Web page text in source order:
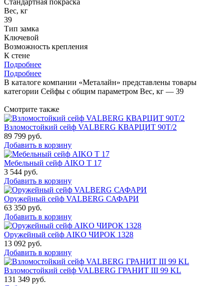
Вес, кг
39
Тип замка
Ключевой
Возможность крепления
К стене
Подробнее
Подробнее
В каталоге компании «Металайн» представлены товары
категории Сейфы с общим параметром Вес, кг — 39
Смотрите также
Взломостойкий сейф VALBERG КВАРЦИТ 90Т/2
89 799 руб.
Добавить в корзину
Мебельный сейф AIKO Т 17
3 544 руб.
Добавить в корзину
Оружейный сейф VALBERG САФАРИ
63 350 руб.
Добавить в корзину
Оружейный сейф AIKO ЧИРОК 1328
13 092 руб.
Добавить в корзину
Взломостойкий сейф VALBERG ГРАНИТ III 99 KL
131 349 руб.